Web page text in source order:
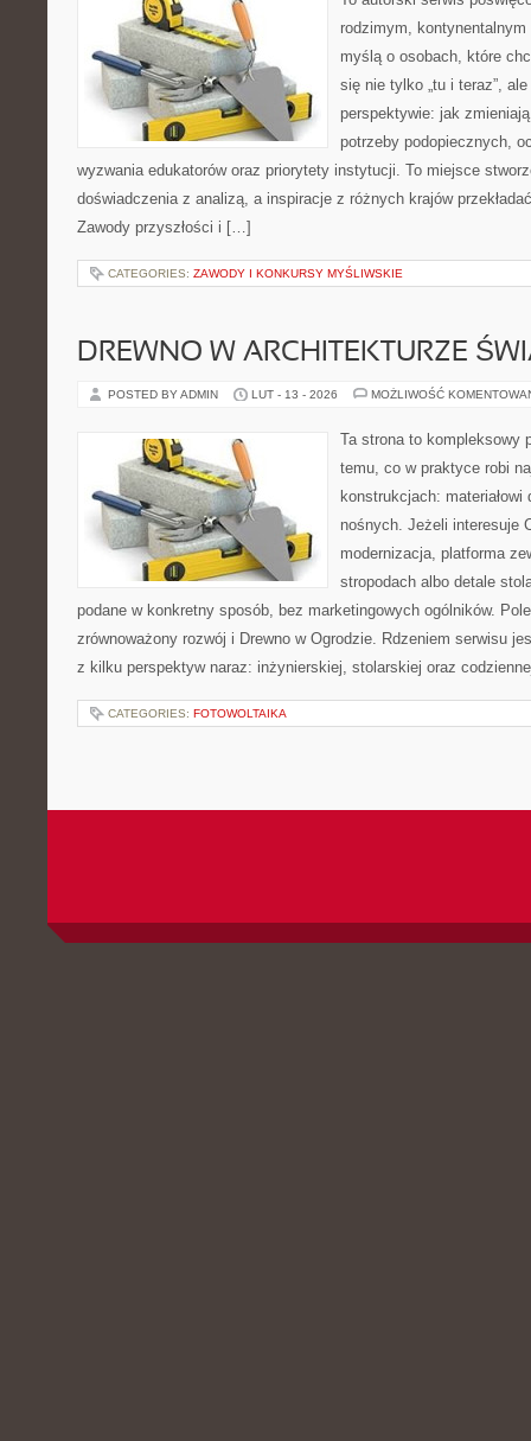
rodzimym,
myślą o osobach, które
się nie tylko „tu i teraz”,
perspektywie: jak
potrzeby podopiecznych,
wyzwania edukatorów oraz priorytety instytucji. To miejsce
doświadczenia z analizą, a inspiracje z różnych krajów
Zawody przyszłości i […]
CATEGORIES: ZAWODY I KONKURSY MYŚLIWSKIE
DREWNO W ARCHITEKTURZE
POSTED BY ADMIN LUT - 13 - 2026 MOŻLIWOŚĆ
Ta strona to kompleksowy
temu, co w praktyce robi
konstrukcjach:
nośnych. Jeżeli interesuje
modernizacja, platforma
stropodach albo detale
podane w konkretny sposób, bez marketingowych ogólników.
zrównoważony rozwój i Drewno w Ogrodzie. Rdzeniem serwisu
z kilku perspektyw naraz: inżynierskiej, stolarskiej oraz
CATEGORIES: FOTOWOLTAIKA